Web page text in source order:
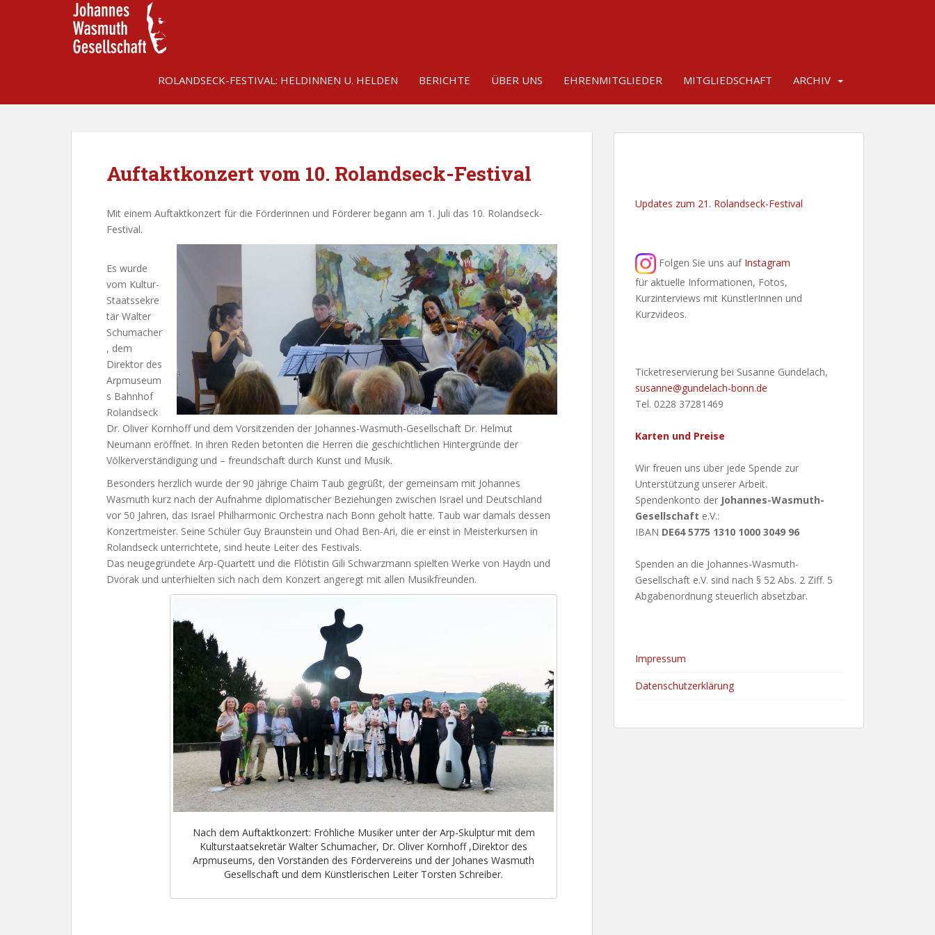
m
ROLANDSECK-FESTIVAL: HELDINNEN U. HELDEN BERICHTE ÜBER UNS EHRENMITGLIEDER MITGLIEDSCHAFT ARCHIV
Auftaktkonzert vom 10. Rolandseck-Festival
Mit einem Auftaktkonzert für die Förderinnen und Förderer begann am 1. Juli das 10. Rolandseck-
Festival.
Es wurde
vom Kultur-
Staatssekre
tär Walter
Schumacher
, dem
Direktor des
Arpmuseum
s Bahnhof
Rolandseck
Dr. Oliver Kornhoff und dem Vorsitzenden der Johannes-Wasmuth-Gesellschaft Dr. Helmut
Neumann eröffnet. In ihren Reden betonten die Herren die geschichtlichen Hintergründe der
Völkerverständigung und – freundschaft durch Kunst und Musik.
Besonders herzlich wurde der 90 jährige Chaim Taub gegrüßt, der gemeinsam mit Johannes
Wasmuth kurz nach der Aufnahme diplomatischer Beziehungen zwischen Israel und Deutschland
vor 50 Jahren, das Israel Philharmonic Orchestra nach Bonn geholt hatte. Taub war damals dessen
Konzertmeister. Seine Schüler Guy Braunstein und Ohad Ben-Ari, die er einst in Meisterkursen in
Rolandseck unterrichtete, sind heute Leiter des Festivals.
Das neugegründete Arp-Quartett und die Flötistin Gili Schwarzmann spielten Werke von Haydn und
Dvorak und unterhielten sich nach dem Konzert angeregt mit allen Musikfreunden.
Nach dem Auftaktkonzert: Fröhliche Musiker unter der Arp-Skulptur mit dem
Kulturstaatsekretär Walter Schumacher, Dr. Oliver Kornhoff ,Direktor des
Arpmuseums, den Vorständen des Fördervereins und der Johanes Wasmuth
Gesellschaft und dem Künstlerischen Leiter Torsten Schreiber.
Updates zum 21. Rolandseck-Festival
Folgen Sie uns auf Instagram
für aktuelle Informationen, Fotos,
Kurzinterviews mit KünstlerInnen und
Kurzvideos.
Ticketreservierung bei Susanne Gundelach,
susanne@gundelach-bonn.de
Tel. 0228 37281469
Karten und Preise
Wir freuen uns über jede Spende zur
Unterstützung unserer Arbeit.
Spendenkonto der Johannes-Wasmuth-
Gesellschaft e.V.:
IBAN DE64 5775 1310 1000 3049 96
Spenden an die Johannes-Wasmuth-
Gesellschaft e.V. sind nach § 52 Abs. 2 Ziff. 5
Abgabenordnung steuerlich absetzbar.
Impressum
Datenschutzerklärung